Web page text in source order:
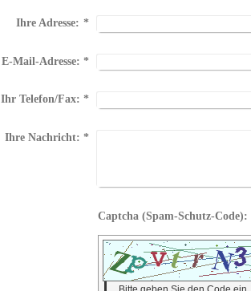
Ihre Adresse: *
E-Mail-Adresse: *
Ihr Telefon/Fax: *
Ihre Nachricht: *